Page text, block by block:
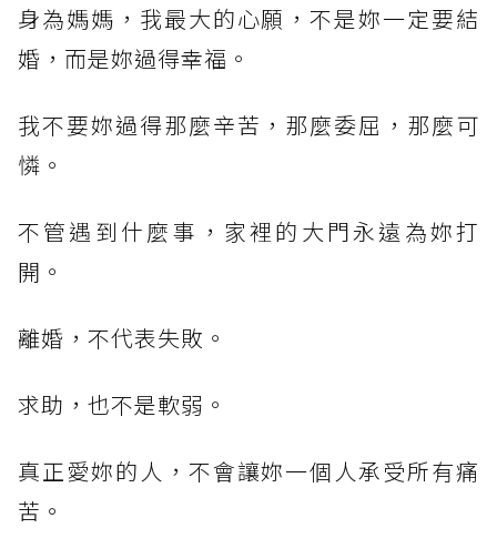
身為媽媽，我最大的心願，不是妳一定要結
婚，而是妳過得幸福。
我不要妳過得那麼辛苦，那麼委屈，那麼可
憐。
不管遇到什麼事，家裡的大門永遠為妳打
開。
離婚，不代表失敗。
求助，也不是軟弱。
真正愛妳的人，不會讓妳一個人承受所有痛
苦。